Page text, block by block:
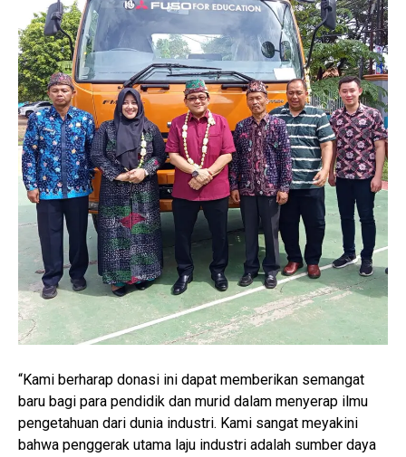
“Kami berharap donasi ini dapat memberikan semangat
baru bagi para pendidik dan murid dalam menyerap ilmu
pengetahuan dari dunia industri. Kami sangat meyakini
bahwa penggerak utama laju industri adalah sumber daya